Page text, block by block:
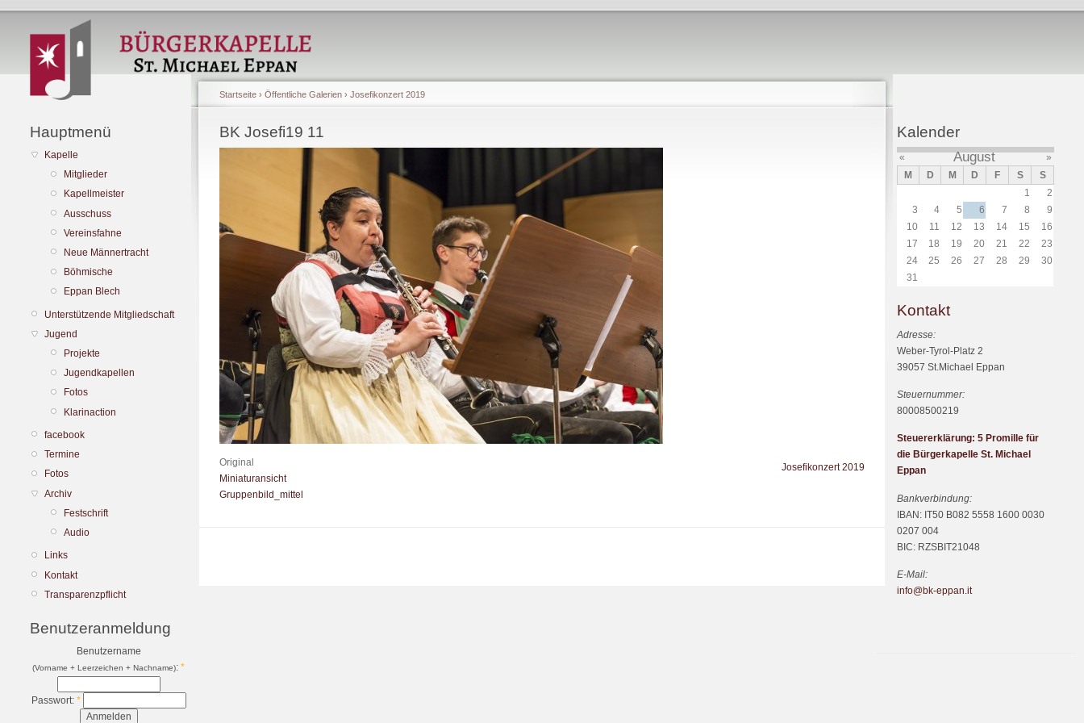
Hauptmenü
Kapelle
Mitglieder
Kapellmeister
Ausschuss
Vereinsfahne
Neue Männertracht
Böhmische
Eppan Blech
Unterstützende Mitgliedschaft
Jugend
Projekte
Jugendkapellen
Fotos
Klarinaction
facebook
Termine
Fotos
Archiv
Festschrift
Audio
Links
Kontakt
Transparenzpflicht
Benutzeranmeldung
Benutzername
(Vorname + Leerzeichen + Nachname): *
Passwort: *
Startseite › Öffentliche Galerien › Josefikonzert 2019
BK Josefi19 11
Josefikonzert 2019
Original
Miniaturansicht
Gruppenbild_mittel
Kalender
« August
»
M
D M D F S
S
1
2
3
4 5 6 7 8
9
10
11 12 13 14 15
16
17
18 19 20 21 22
23
24
25 26 27 28 29
30
31
Kontakt
Adresse:
Weber-Tyrol-Platz 2
39057 St.Michael Eppan
Steuernummer:
80008500219
Steuererklärung: 5 Promille für
die Bürgerkapelle St. Michael
Eppan
Bankverbindung:
IBAN: IT50 B082 5558 1600 0030
0207 004
BIC: RZSBIT21048
E-Mail:
info@bk-eppan.it